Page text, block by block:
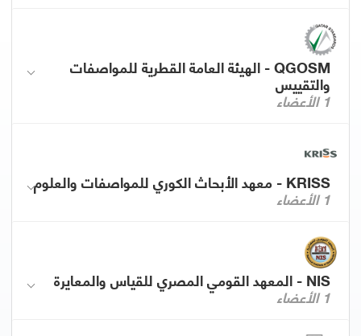
QGOSM - الهيئة العامة القطرية للمواصفات
والتقييس
1 الأعضاء
KRISS - معهد الأبحاث الكوري للمواصفات والعلوم
1 الأعضاء
NIS - المعهد القومي المصري للقياس والمعايرة
1 الأعضاء